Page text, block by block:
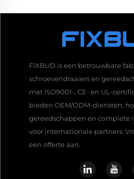
FIXBUD is een betrouwbare
schroevendraaiers en
met ISO9001-, CE- en UL-
bieden OEM/ODM-diensten,
gereedschappen en complete
voor internationale partners.
een offerte aan.